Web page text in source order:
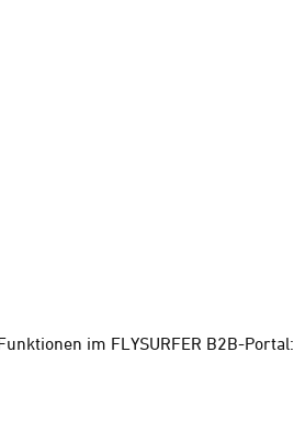
im FLYSURFER B2B-Portal: